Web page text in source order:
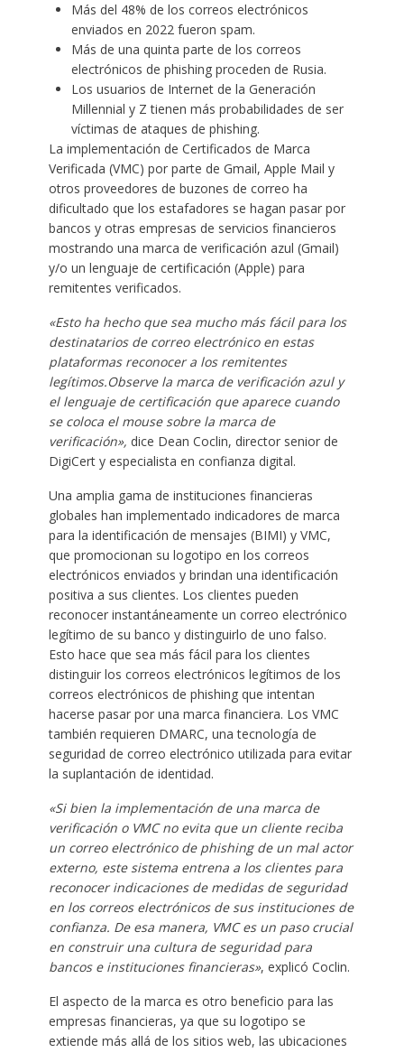
Más del 48% de los correos electrónicos
enviados en 2022 fueron spam.
Más de una quinta parte de los correos
electrónicos de phishing proceden de Rusia.
Los usuarios de Internet de la Generación
Millennial y Z tienen más probabilidades de ser
víctimas de ataques de phishing.
La implementación de Certificados de Marca
Verificada (VMC) por parte de Gmail, Apple Mail y
otros proveedores de buzones de correo ha
dificultado que los estafadores se hagan pasar por
bancos y otras empresas de servicios financieros
mostrando una marca de verificación azul (Gmail)
y/o un lenguaje de certificación (Apple) para
remitentes verificados.
«Esto ha hecho que sea mucho más fácil para los
destinatarios de correo electrónico en estas
plataformas reconocer a los remitentes
legítimos.Observe la marca de verificación azul y
el lenguaje de certificación que aparece cuando
se coloca el mouse sobre la marca de
verificación», dice Dean Coclin, director senior de
DigiCert y especialista en confianza digital.
Una amplia gama de instituciones financieras
globales han implementado indicadores de marca
para la identificación de mensajes (BIMI) y VMC,
que promocionan su logotipo en los correos
electrónicos enviados y brindan una identificación
positiva a sus clientes. Los clientes pueden
reconocer instantáneamente un correo electrónico
legítimo de su banco y distinguirlo de uno falso.
Esto hace que sea más fácil para los clientes
distinguir los correos electrónicos legítimos de los
correos electrónicos de phishing que intentan
hacerse pasar por una marca financiera. Los VMC
también requieren DMARC, una tecnología de
seguridad de correo electrónico utilizada para evitar
la suplantación de identidad.
«Si bien la implementación de una marca de
verificación o VMC no evita que un cliente reciba
un correo electrónico de phishing de un mal actor
externo, este sistema entrena a los clientes para
reconocer indicaciones de medidas de seguridad
en los correos electrónicos de sus instituciones de
confianza. De esa manera, VMC es un paso crucial
en construir una cultura de seguridad para
bancos e instituciones financieras», explicó Coclin.
El aspecto de la marca es otro beneficio para las
empresas financieras, ya que su logotipo se
extiende más allá de los sitios web, las ubicaciones